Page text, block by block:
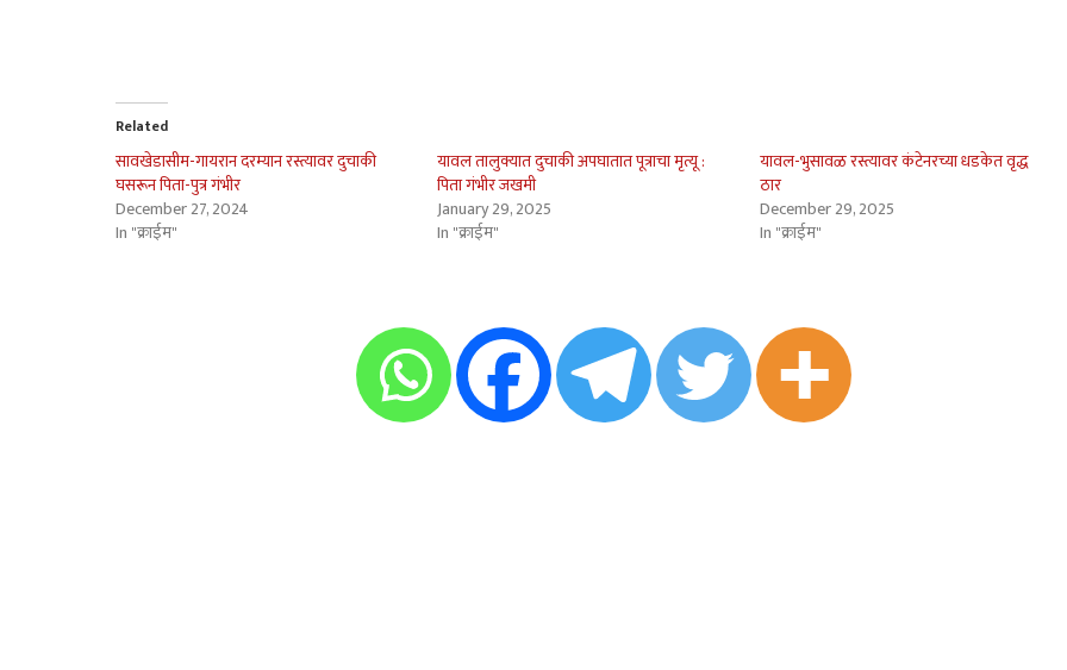
Related
सावखेडासीम-गायरान दरम्यान रस्त्यावर दुचाकी
घसरून पिता-पुत्र गंभीर
December 27, 2024
In "क्राईम"
यावल तालुक्यात दुचाकी अपघातात पूत्राचा मृत्यू :
पिता गंभीर जखमी
January 29, 2025
In "क्राईम"
यावल-भुसावळ रस्त्यावर कंटेनरच्या धडकेत वृद्ध
ठार
December 29, 2025
In "क्राईम"